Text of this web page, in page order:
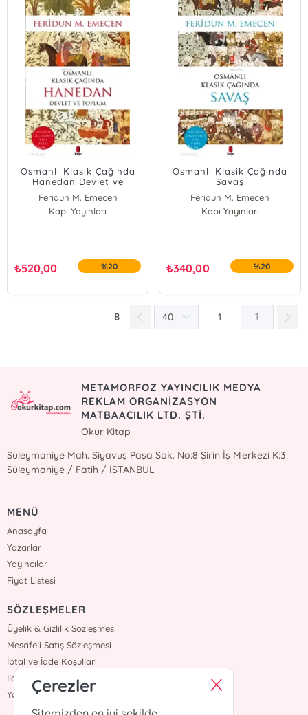
Osmanlı Klasik Çağında
Hanedan Devlet ve
Feridun M. Emecen
Kapı Yayınları
₺520,00 %20
Osmanlı Klasik Çağında
Savaş
Feridun M. Emecen
Kapı Yayınları
₺340,00 %20
8 1
METAMORFOZ YAYINCILIK MEDYA
REKLAM ORGANİZASYON
MATBAACILIK LTD. ŞTİ.
Okur Kitap
Süleymaniye Mah. Siyavuş Paşa Sok. No:8 Şirin İş Merkezi K:3
Süleymaniye / Fatih / İSTANBUL
MENÜ
Anasayfa
Yazarlar
Yayıncılar
Fiyat Listesi
SÖZLEŞMELER
Üyelik & Gizlilik Sözleşmesi
Mesafeli Satış Sözleşmesi
İptal ve İade Koşulları
İletişim
YardımÇerezler